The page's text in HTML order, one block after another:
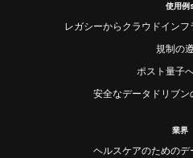
使用例
レガシーからクラウドイン
規制の
ポスト量子
安全なデータドリブン
業界
ヘルスケアのためのデ